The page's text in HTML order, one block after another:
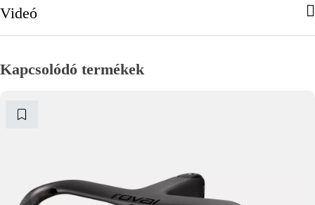
Videó
Kapcsolódó termékek